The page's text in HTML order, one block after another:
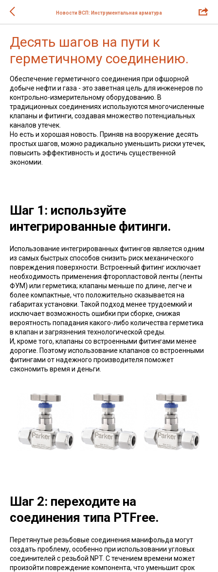
Новости ВСП: Инструментальная арматура
Десять шагов на пути к
герметичному соединению.
Обеспечение герметичного соединения при офшорной
добыче нефти и газа - это заветная цель для инженеров по
контрольно-измерительному оборудованию. В
традиционных соединениях используются многочисленные
клапаны и фитинги, создавая множество потенциальных
каналов утечек.
Но есть и хорошая новость. Приняв на вооружение десять
простых шагов, можно радикально уменьшить риски утечек,
повысить эффективность и достичь существенной
экономии.
Шаг 1: используйте
интегрированные фитинги.
Использование интегрированных фитингов является одним
из самых быстрых способов снизить риск механического
повреждения поверхности. Встроенный фитинг исключает
необходимость применения фторопластовой ленты (ленты
ФУМ) или герметика; клапаны меньше по длине, легче и
более компактные, что положительно сказывается на
габаритах установки. Такой подход менее трудоемкий и
исключает возможность ошибки при сборке, снижая
вероятность попадания какого-либо количества герметика
в клапан и загрязнения технологической среды.
И, кроме того, клапаны со встроенными фитингами менее
дорогие. Поэтому использование клапанов со встроенными
фитингами от надежного производителя поможет
сэкономить время и деньги.
Шаг 2: переходите на
соединения типа PTFree.
Перетянутые резьбовые соединения манифольда могут
создать проблему, особенно при использовании угловых
соединителей с резьбой NPT. С течением времени может
произойти повреждение компонента, что уменьшит срок